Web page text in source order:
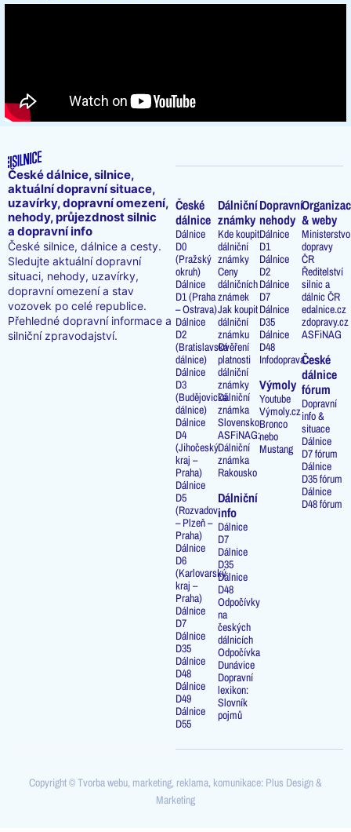
České dálnice, silnice,
aktuální dopravní situace,
uzavírky, dopravní omezení,
nehody, průjezdnost silnic
a dopravní info
České silnice, dálnice a cesty.
Sledujte aktuální dopravní
situaci, nehody, uzavírky,
dopravní omezení a stav
vozovek po celé republice.
Přehledné dopravní informace a
silniční zpravodajství.
České
dálnice
Dálnice
D0
(Pražský
okruh)
Dálnice
D1 (Praha
– Ostrava)
Dálnice
D2
(Bratislavská
dálnice)
Dálnice
D3
(Budějovická
dálnice)
Dálnice
D4
(Jihočeský
kraj –
Praha)
Dálnice
D5
(Rozvadov
– Plzeň –
Praha)
Dálnice
D6
(Karlovarský
kraj –
Praha)
Dálnice
D7
Dálnice
D35
Dálnice
D48
Dálnice
D49
Dálnice
D55
Dálniční
známky
Kde koupit
dálniční
známky
Ceny
dálničních
známek
Jak koupit
dálniční
známku
Ověření
platnosti
dálniční
známky
Dálniční
známka
Slovensko
ASFiNAG:
Dálniční
známka
Rakousko
Dálniční
info
Dálnice
D7
Dálnice
D35
Dálnice
D48
Odpočívky
na
českých
dálnicích
Odpočívka
Dunávice
Dopravní
lexikon:
Slovník
pojmů
Dopravní
nehody
Dálnice
D1
Dálnice
D2
Dálnice
D7
Dálnice
D35
Dálnice
D48
Infodoprava
Výmoly
Youtube
Výmoly.cz
Bronco
nebo
Mustang
& weby
Ministerstvo
dopravy
ČR
Ředitelství
silnic a
dálnic ČR
edalnice.cz
zdopravy.cz
ASFiNAG
České
dálnice
fórum
Dopravní
info &
situace
Dálnice
D7 fórum
Dálnice
D35 fórum
Dálnice
D48 fórum
Copyright © Tvorba webu, marketing, reklama, komunikace: Plus Design &
Marketing